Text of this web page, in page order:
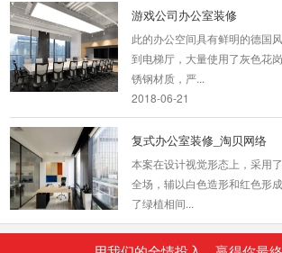
游戏公司办公室装修
此的办公空间具有鲜明的德国
到电梯厅，大量使用了灰色花
锈钢材质，严...
2018-06-21
复式办公室装修_淘贝网络
本案在设计视觉形态上，采用
全场，辅以白色造形和红色形
了绿植相间...